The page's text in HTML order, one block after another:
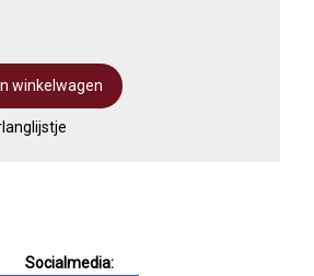
Socialmedia: